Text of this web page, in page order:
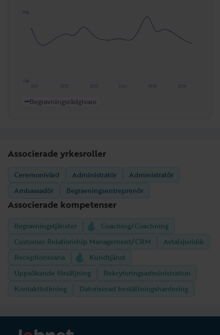
Hög
Låg
2026
2025
2024
2023
2022
2021
Begravningsrådgivare
Associerade yrkesroller
Ceremonivärd Administratör
Administratör
Ambassadör
Begravningsentreprenör
Associerade kompetenser
Begravningstjänster
Coaching/Coachning
Customer Relationship Management/CRM
Avtalsjuridik
Receptionsvana
Kundtjänst
Uppsökande försäljning
Rekryteringsadministration
Kontakttolkning
Datoriserad beställningshantering